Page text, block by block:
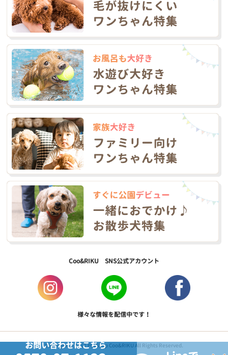
お問い合わせはこちら
Coo&RIKU SNS公式アカウント
様々な情報を配信中です！
Copyright © 2017 PetShop Coo&RIKU All Rights Reserved.